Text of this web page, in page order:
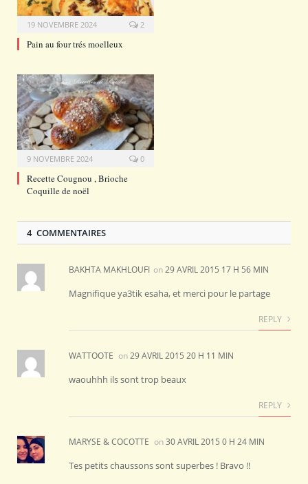
19 NOVEMBRE 2024 2
Pain au four trés moelleux
9 NOVEMBRE 2024 0
Recette Cougnou , Brioche
Coquille de noël
4 COMMENTAIRES
BAKHTA MAKHLOUFI on29 AVRIL 2015 17 H 56 MIN
Magnifique ya3tik esaha, et merci pour le partage
REPLY
WATTOOTE on29 AVRIL 2015 20 H 11 MIN
waouhhh ils sont trop beaux
REPLY
MARYSE & COCOTTE on30 AVRIL 2015 0 H 24 MIN
Tes petits chaussons sont superbes ! Bravo !!